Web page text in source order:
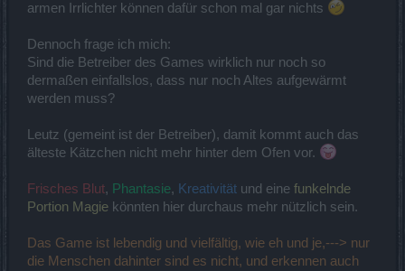
armen Irrlichter können dafür schon mal gar nichts
Dennoch frage ich mich:
Sind die Betreiber des Games wirklich nur noch so
dermaßen einfallslos, dass nur noch Altes aufgewärmt
werden muss?
Leutz (gemeint ist der Betreiber), damit kommt auch das
älteste Kätzchen nicht mehr hinter dem Ofen vor.
Frisches Blut, Phantasie, Kreativität und eine funkelnde
Portion Magie könnten hier durchaus mehr nützlich sein.
Das Game ist lebendig und vielfältig, wie eh und je,---> nur
die Menschen dahinter sind es nicht, und erkennen auch